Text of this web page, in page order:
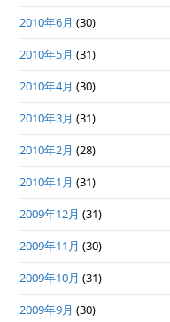
2010年6月 (30)
2010年5月 (31)
2010年4月 (30)
2010年3月 (31)
2010年2月 (28)
2010年1月 (31)
2009年12月 (31)
2009年11月 (30)
2009年10月 (31)
2009年9月 (30)